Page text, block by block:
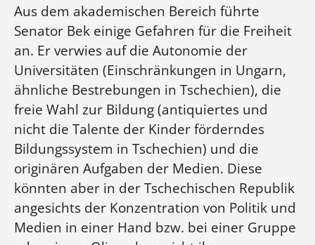
Aus dem akademischen Bereich führte
Senator Bek einige Gefahren für die Freiheit
an. Er verwies auf die Autonomie der
Universitäten (Einschränkungen in Ungarn,
ähnliche Bestrebungen in Tschechien), die
freie Wahl zur Bildung (antiquiertes und
nicht die Talente der Kinder förderndes
Bildungssystem in Tschechien) und die
originären Aufgaben der Medien. Diese
könnten aber in der Tschechischen Republik
angesichts der Konzentration von Politik und
Medien in einer Hand bzw. bei einer Gruppe